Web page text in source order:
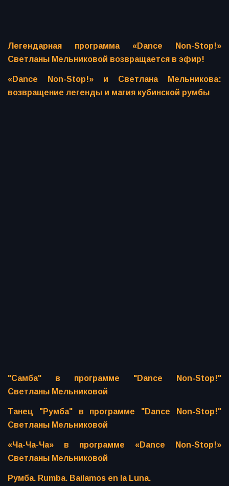
Легендарная программа «Dance Non-Stop!»
Светланы Мельниковой возвращается в эфир!
«Dance Non-Stop!» и Светлана Мельникова:
возвращение легенды и магия кубинской румбы
"Самба" в программе "Dance Non-Stop!"
Светланы Мельниковой
Танец "Румба" в программе "Dance Non-Stop!"
Светланы Мельниковой
«Ча-Ча-Ча» в программе «Dance Non-Stop!»
Светланы Мельниковой
Румба. Rumba. Bailamos en la Luna.